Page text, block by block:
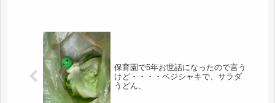
保育園で5年お世話になったので言う
けど・・・・ベジシャキで、サラダ
うどん、